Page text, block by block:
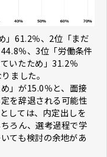
」61.2％、2位「まだ
％、3位「労働条件
いたため」31.2％
ました。
」が15.0％と、面接
を辞退される可能性
しては、内定出しを
ろん、選考過程で学
ても検討の余地があ